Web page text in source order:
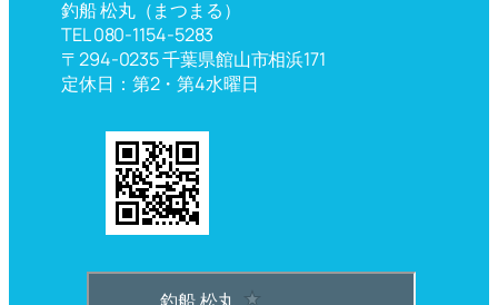
釣船 松丸（まつまる）
TEL 080-1154-5283
〒294-0235 千葉県館山市相浜171
定休日：第2・第4水曜日